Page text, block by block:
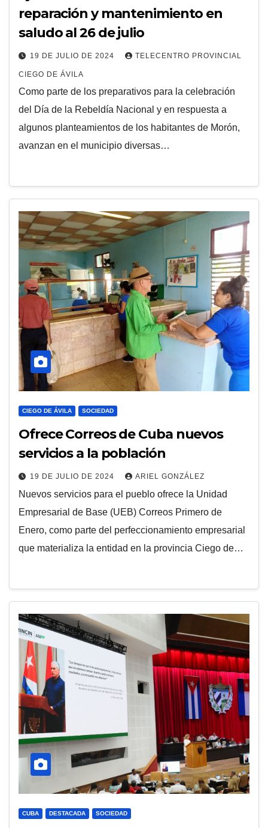
reparación y mantenimiento en
saludo al 26 de julio
19 DE JULIO DE 2024 TELECENTRO PROVINCIAL
CIEGO DE ÁVILA
Como parte de los preparativos para la celebración
del Día de la Rebeldía Nacional y en respuesta a
algunos planteamientos de los habitantes de Morón,
avanzan en el municipio diversas…
CIEGO DE ÁVILA SOCIEDAD
Ofrece Correos de Cuba nuevos
servicios a la población
19 DE JULIO DE 2024 ARIEL GONZÁLEZ
Nuevos servicios para el pueblo ofrece la Unidad
Empresarial de Base (UEB) Correos Primero de
Enero, como parte del perfeccionamiento empresarial
que materializa la entidad en la provincia Ciego de…
CUBA DESTACADA SOCIEDAD